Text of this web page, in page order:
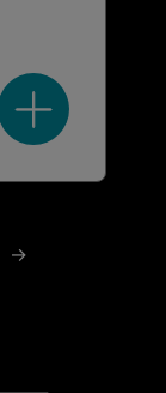
→